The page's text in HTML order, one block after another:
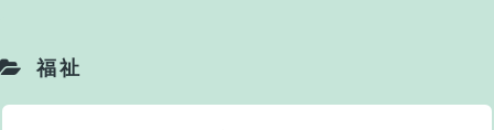
福祉